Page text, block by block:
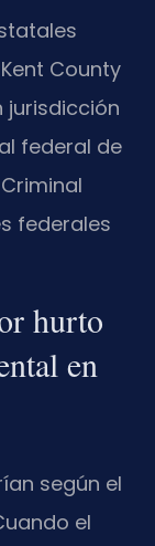
County
jurisdicción
federal de
federales
hurto
en
según el
el